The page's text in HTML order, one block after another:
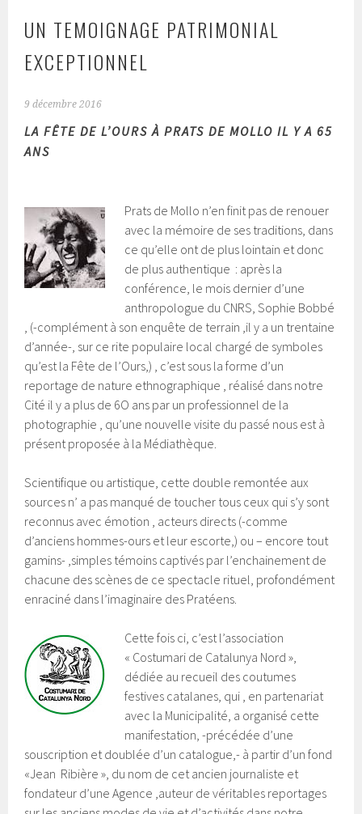
UN TEMOIGNAGE PATRIMONIAL
EXCEPTIONNEL
9 décembre 2016
LA FÊTE DE L’OURS À PRATS DE MOLLO IL Y A 65
ANS
Prats de Mollo n’en finit pas de renouer
avec la mémoire de ses traditions, dans
ce qu’elle ont de plus lointain et donc
de plus authentique : après la
conférence, le mois dernier d’une
anthropologue du CNRS, Sophie Bobbé
, (-complément à son enquête de terrain ,il y a un trentaine
d’année-, sur ce rite populaire local chargé de symboles
qu’est la Fête de l’Ours,) , c’est sous la forme d’un
reportage de nature ethnographique , réalisé dans notre
Cité il y a plus de 6O ans par un professionnel de la
photographie , qu’une nouvelle visite du passé nous est à
présent proposée à la Médiathèque.
Scientifique ou artistique, cette double remontée aux
sources n’ a pas manqué de toucher tous ceux qui s’y sont
reconnus avec émotion , acteurs directs (-comme
d’anciens hommes-ours et leur escorte,) ou – encore tout
gamins- ,simples témoins captivés par l’enchainement de
chacune des scènes de ce spectacle rituel, profondément
enraciné dans l’imaginaire des Pratéens.
Cette fois ci, c’est l’association
« Costumari de Catalunya Nord »,
dédiée au recueil des coutumes
festives catalanes, qui , en partenariat
avec la Municipalité, a organisé cette
manifestation, -précédée d’une
souscription et doublée d’un catalogue,- à partir d’un fond
«Jean Ribière », du nom de cet ancien journaliste et
fondateur d’une Agence ,auteur de véritables reportages